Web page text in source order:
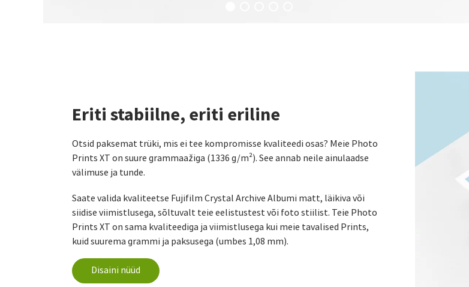
Eriti stabiilne, eriti eriline
Otsid paksemat trüki, mis ei tee kompromisse kvaliteedi osas? Meie Photo
Prints XT on suure grammaažiga (1336 g/m²). See annab neile ainulaadse
välimuse ja tunde.
Saate valida kvaliteetse Fujifilm Crystal Archive Albumi matt, läikiva või
siidise viimistlusega, sõltuvalt teie eelistustest või foto stiilist. Teie Photo
Prints XT on sama kvaliteediga ja viimistlusega kui meie tavalised Prints,
kuid suurema grammi ja paksusega (umbes 1,08 mm).
Disaini nüüd